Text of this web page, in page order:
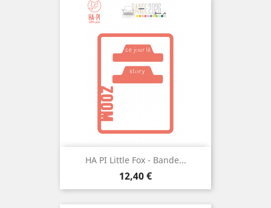
HA PI Little Fox - Bande...
Prix
12,40 €